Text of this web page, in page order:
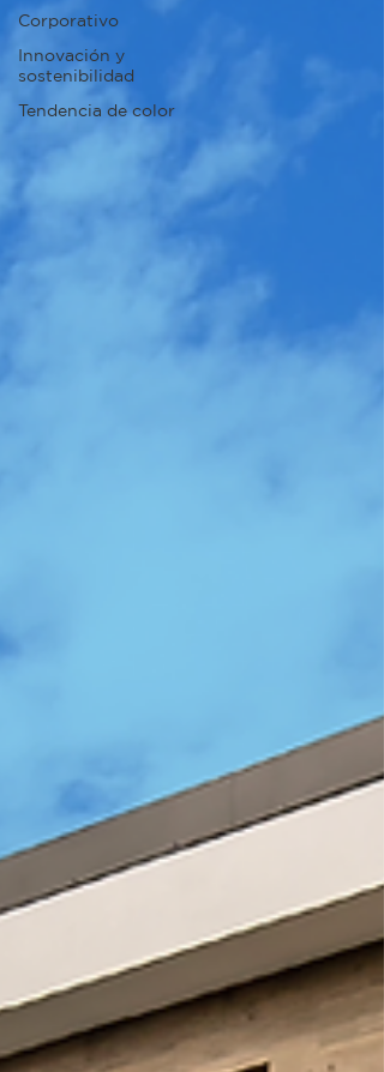
Corporativo
Innovación y
sostenibilidad
Tendencia de color